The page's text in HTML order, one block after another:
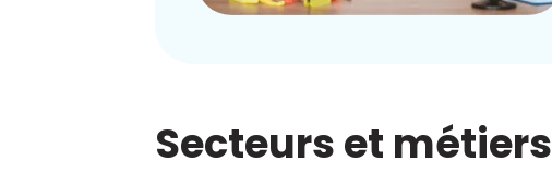
Secteurs et métiers